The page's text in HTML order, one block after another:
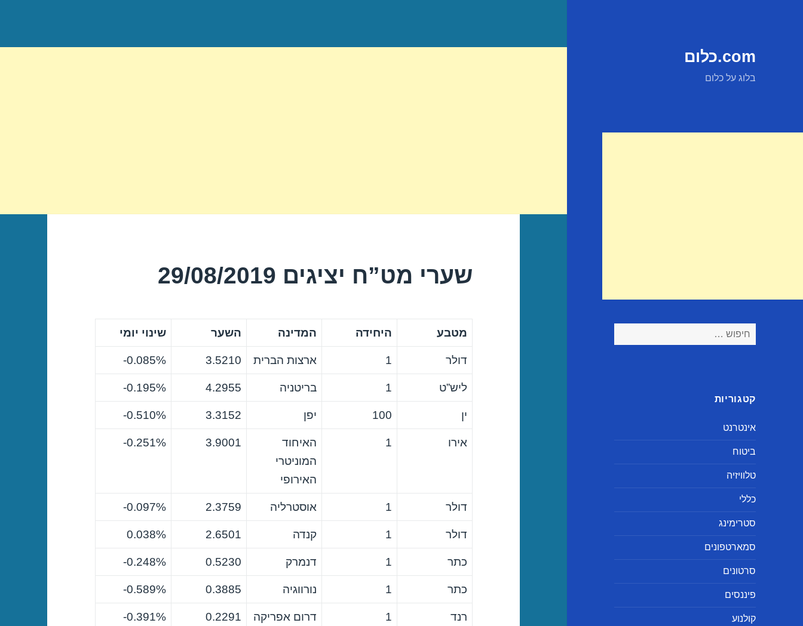
com.כלום
בלוג על כלום
חיפוש:
קטגוריות
אינטרנט
ביטוח
טלוויזיה
כללי
סטרימינג
סמארטפונים
סרטונים
פיננסים
קולנוע
שערי מט”ח יציגים 29/08/2019
מטבע היחידה המדינה השער שינוי יומי
דולר 1 ארצות הברית 3.5210
0.085%-
ליש”ט 1 בריטניה 4.2955
0.195%-
ין 100 יפן 3.3152
0.510%-
אירו 1
האיחוד
המוניטרי
האירופי
3.9001
0.251%-
דולר 1 אוסטרליה 2.3759
0.097%-
דולר 1 קנדה 2.6501
0.038%
כתר 1 דנמרק 0.5230
0.248%-
כתר 1 נורווגיה 0.3885
0.589%-
רנד 1 דרום אפריקה 0.2291
0.391%-